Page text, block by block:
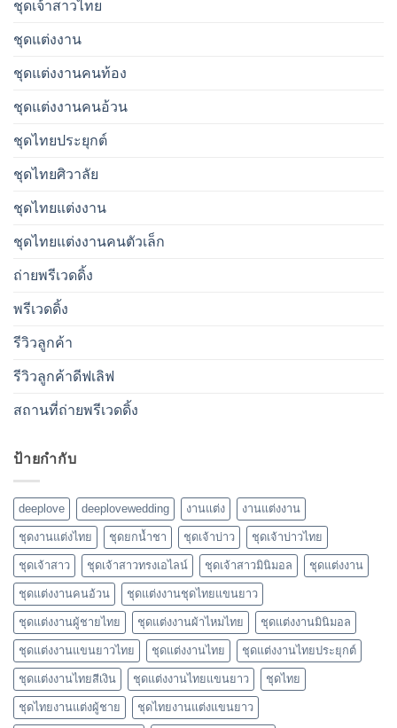
ชุดเจ้าสาวไทย
ชุดแต่งงาน
ชุดแต่งงานคนท้อง
ชุดแต่งงานคนอ้วน
ชุดไทยประยุกต์
ชุดไทยศิวาลัย
ชุดไทยแต่งงาน
ชุดไทยแต่งงานคนตัวเล็ก
ถ่ายพรีเวดดิ้ง
พรีเวดดิ้ง
รีวิวลูกค้า
รีวิวลูกค้าดีฟเลิฟ
สถานที่ถ่ายพรีเวดดิ้ง
ป้ายกำกับ
deeplove deeplovewedding งานแต่ง งานแต่งงาน
ชุดงานแต่งไทย ชุดยกน้ำชา ชุดเจ้าบ่าว ชุดเจ้าบ่าวไทย
ชุดเจ้าสาว ชุดเจ้าสาวทรงเอไลน์ ชุดเจ้าสาวมินิมอล ชุดแต่งงาน
ชุดแต่งงานคนอ้วน ชุดแต่งงานชุดไทยแขนยาว
ชุดแต่งงานผู้ชายไทย ชุดแต่งงานผ้าไหมไทย ชุดแต่งงานมินิมอล
ชุดแต่งงานแขนยาวไทย ชุดแต่งงานไทย ชุดแต่งงานไทยประยุกต์
ชุดแต่งงานไทยสีเงิน ชุดแต่งงานไทยแขนยาว ชุดไทย
ชุดไทยงานแต่งผู้ชาย ชุดไทยงานแต่งแขนยาว